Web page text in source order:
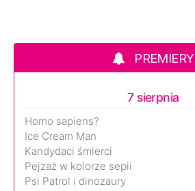
PREMIERY
7 sierpnia
Homo sapiens?
Ice Cream Man
Kandydaci śmierci
Pejzaż w kolorze sepii
Psi Patrol i dinozaury